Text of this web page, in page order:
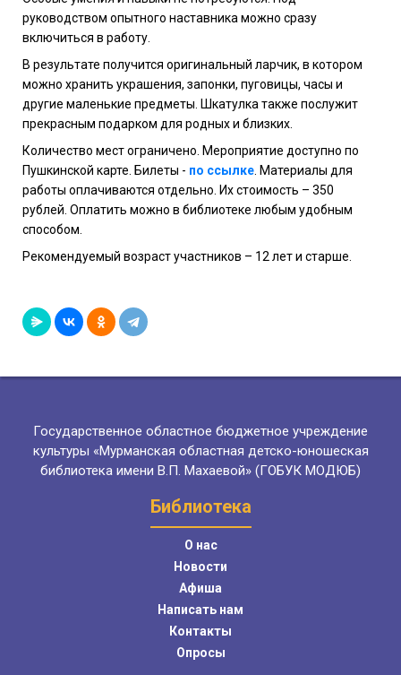
руководством опытного наставника можно сразу
включиться в работу.
В результате получится оригинальный ларчик, в котором
можно хранить украшения, запонки, пуговицы, часы и
другие маленькие предметы. Шкатулка также послужит
прекрасным подарком для родных и близких.
Количество мест ограничено. Мероприятие доступно по
Пушкинской карте. Билеты - по ссылке . Материалы для
работы оплачиваются отдельно. Их стоимость – 350
рублей. Оплатить можно в библиотеке любым удобным
способом.
Рекомендуемый возраст участников – 12 лет и старше.
Государственное областное бюджетное учреждение
культуры «Мурманская областная детско-юношеская
библиотека имени В.П. Махаевой» (ГОБУК МОДЮБ)
Библиотека
О нас
Новости
Афиша
Написать нам
Контакты
Опросы